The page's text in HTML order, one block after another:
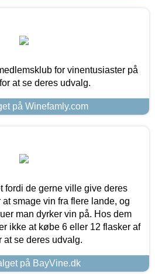
for vinentusiaster på
at se deres udvalg.
på Winefamly.com
fordi de gerne ville give deres
smage vin fra flere lande, og
man dyrker vin på. Hos dem
ikke at købe 6 eller 12 flasker af
at se deres udvalg.
på BayVine.dk